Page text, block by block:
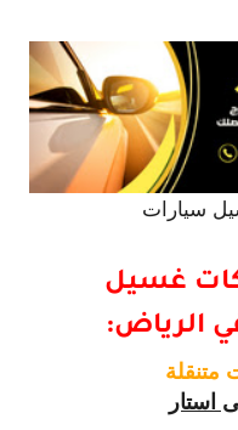
سيارات
غسيل
الرياض:
استار